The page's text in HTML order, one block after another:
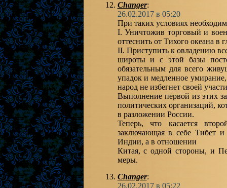
Changer:
26.02.2017 в 05:20
При таких условиях
I. Уничтожив торговый и
оттеснить от Тихого океана в
II. Приступить к овладению
широты и с этой базы
обязательным для всего
упадок и медленное
народ не избегнет своей
Выполнение первой из этих
политических организаций,
в разложении России.
Теперь, что касается
заключающая в себе Тибет и
Индии, а в отношении
Китая, с одной стороны, и
меры.
Changer:
26.02.2017 в 05:22